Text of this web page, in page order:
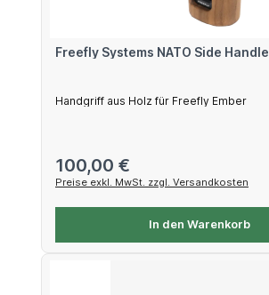
Freefly Systems NATO Side Handle
Handgriff aus Holz für Freefly Ember
Regulärer Preis:
100,00 €
Preise exkl. MwSt. zzgl. Versandkosten
In den Warenkorb